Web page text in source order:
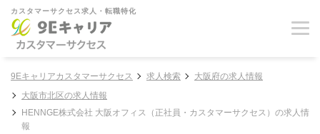
カスタマーサクセス求人・転職特化
9Eキャリアカスタマーサクセス 求人検索
大阪府の求人情報
大阪市北区の求人情報
HENNGE株式会社 大阪オフィス（正社員・カスタマーサクセス）の求人情
報